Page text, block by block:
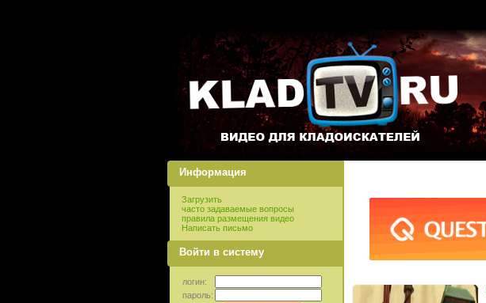
Информация
Загрузить
часто задаваемые вопросы
правила размещения видео
Написать письмо
Войти в систему
логин:
пароль: